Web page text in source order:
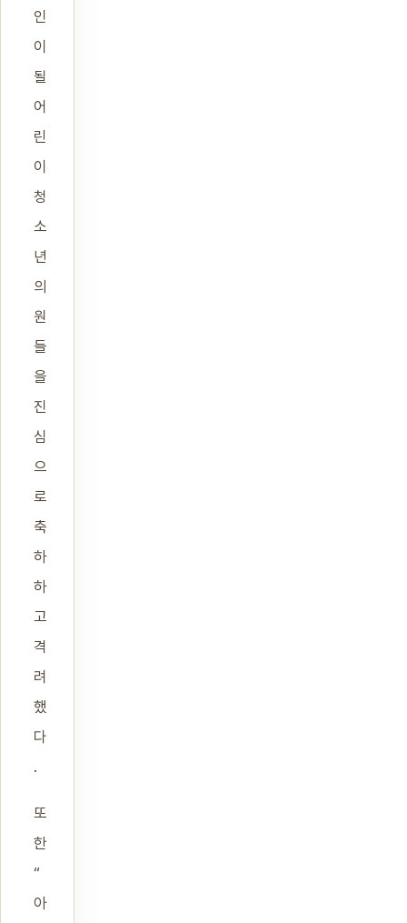
인
이
될
어
린
이
청
소
년
의
원
들
을
진
심
으
로
축
하
하
고
격
려
했
다
.
또
한
“
아